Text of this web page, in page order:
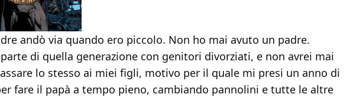
andò via quando ero piccolo. Non ho mai avuto un padre.
parte di quella generazione con genitori divorziati, e non avrei mai
lo stesso ai miei figli, motivo per il quale mi presi un anno di
fare il papà a tempo pieno, cambiando pannolini e tutte le altre